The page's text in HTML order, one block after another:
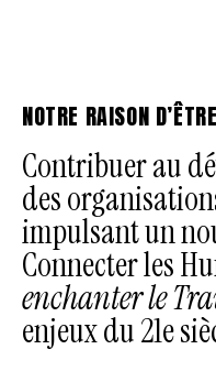
NOTRE RAISON D’ÊTRE
Contribuer au
des
impulsant un
Connecter les
enchanter le
enjeux du 21e